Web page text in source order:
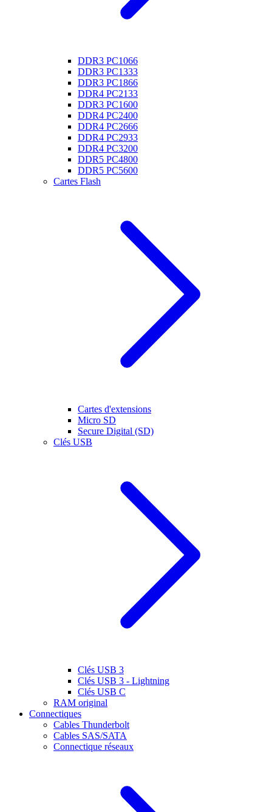
DDR3 PC1066
DDR3 PC1333
DDR3 PC1866
DDR4 PC2133
DDR3 PC1600
DDR4 PC2400
DDR4 PC2666
DDR4 PC2933
DDR4 PC3200
DDR5 PC4800
DDR5 PC5600
Cartes Flash
Cartes d'extensions
Micro SD
Secure Digital (SD)
Clés USB
Clés USB 3
Clés USB 3 - Lightning
Clés USB C
RAM original
Connectiques
Cables Thunderbolt
Cables SAS/SATA
Connectique réseaux